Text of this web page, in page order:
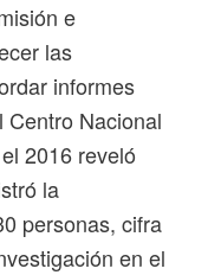
e
las
informes
Centro Nacional
2016 reveló
la
personas, cifra
en el